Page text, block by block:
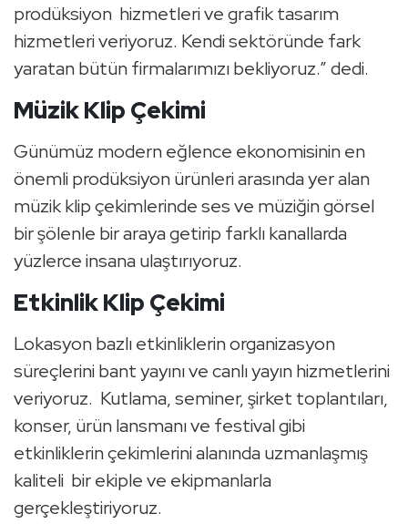
prodüksiyon hizmetleri ve grafik tasarım
hizmetleri veriyoruz. Kendi sektöründe fark
yaratan bütün firmalarımızı bekliyoruz.” dedi.
Müzik Klip Çekimi
Günümüz modern eğlence ekonomisinin en
önemli prodüksiyon ürünleri arasında yer alan
müzik klip çekimlerinde ses ve müziğin görsel
bir şölenle bir araya getirip farklı kanallarda
yüzlerce insana ulaştırıyoruz.
Etkinlik Klip Çekimi
Lokasyon bazlı etkinliklerin organizasyon
süreçlerini bant yayını ve canlı yayın hizmetlerini
veriyoruz. Kutlama, seminer, şirket toplantıları,
konser, ürün lansmanı ve festival gibi
etkinliklerin çekimlerini alanında uzmanlaşmış
kaliteli bir ekiple ve ekipmanlarla
gerçekleştiriyoruz.